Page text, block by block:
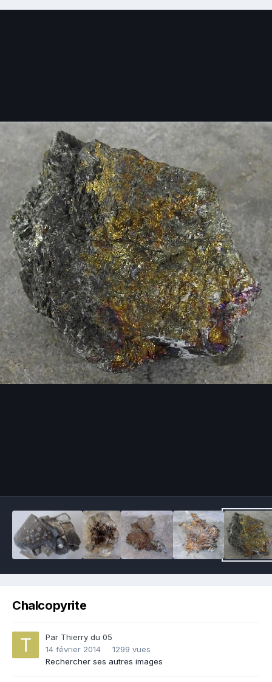
Chalcopyrite
Par Thierry du 05
14 février 2014
1299 vues
Rechercher ses autres images